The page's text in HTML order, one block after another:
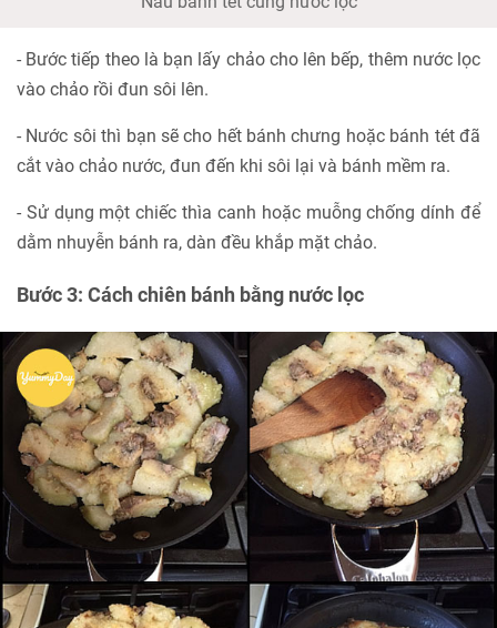
- Bước tiếp theo là bạn lấy chảo cho lên bếp, thêm nước lọc
vào chảo rồi đun sôi lên.
- Nước sôi thì bạn sẽ cho hết bánh chưng hoặc bánh tét đã
cắt vào chảo nước, đun đến khi sôi lại và bánh mềm ra.
- Sử dụng một chiếc thìa canh hoặc muỗng chống dính để
dằm nhuyễn bánh ra, dàn đều khắp mặt chảo.
Bước 3: Cách chiên bánh bằng nước lọc